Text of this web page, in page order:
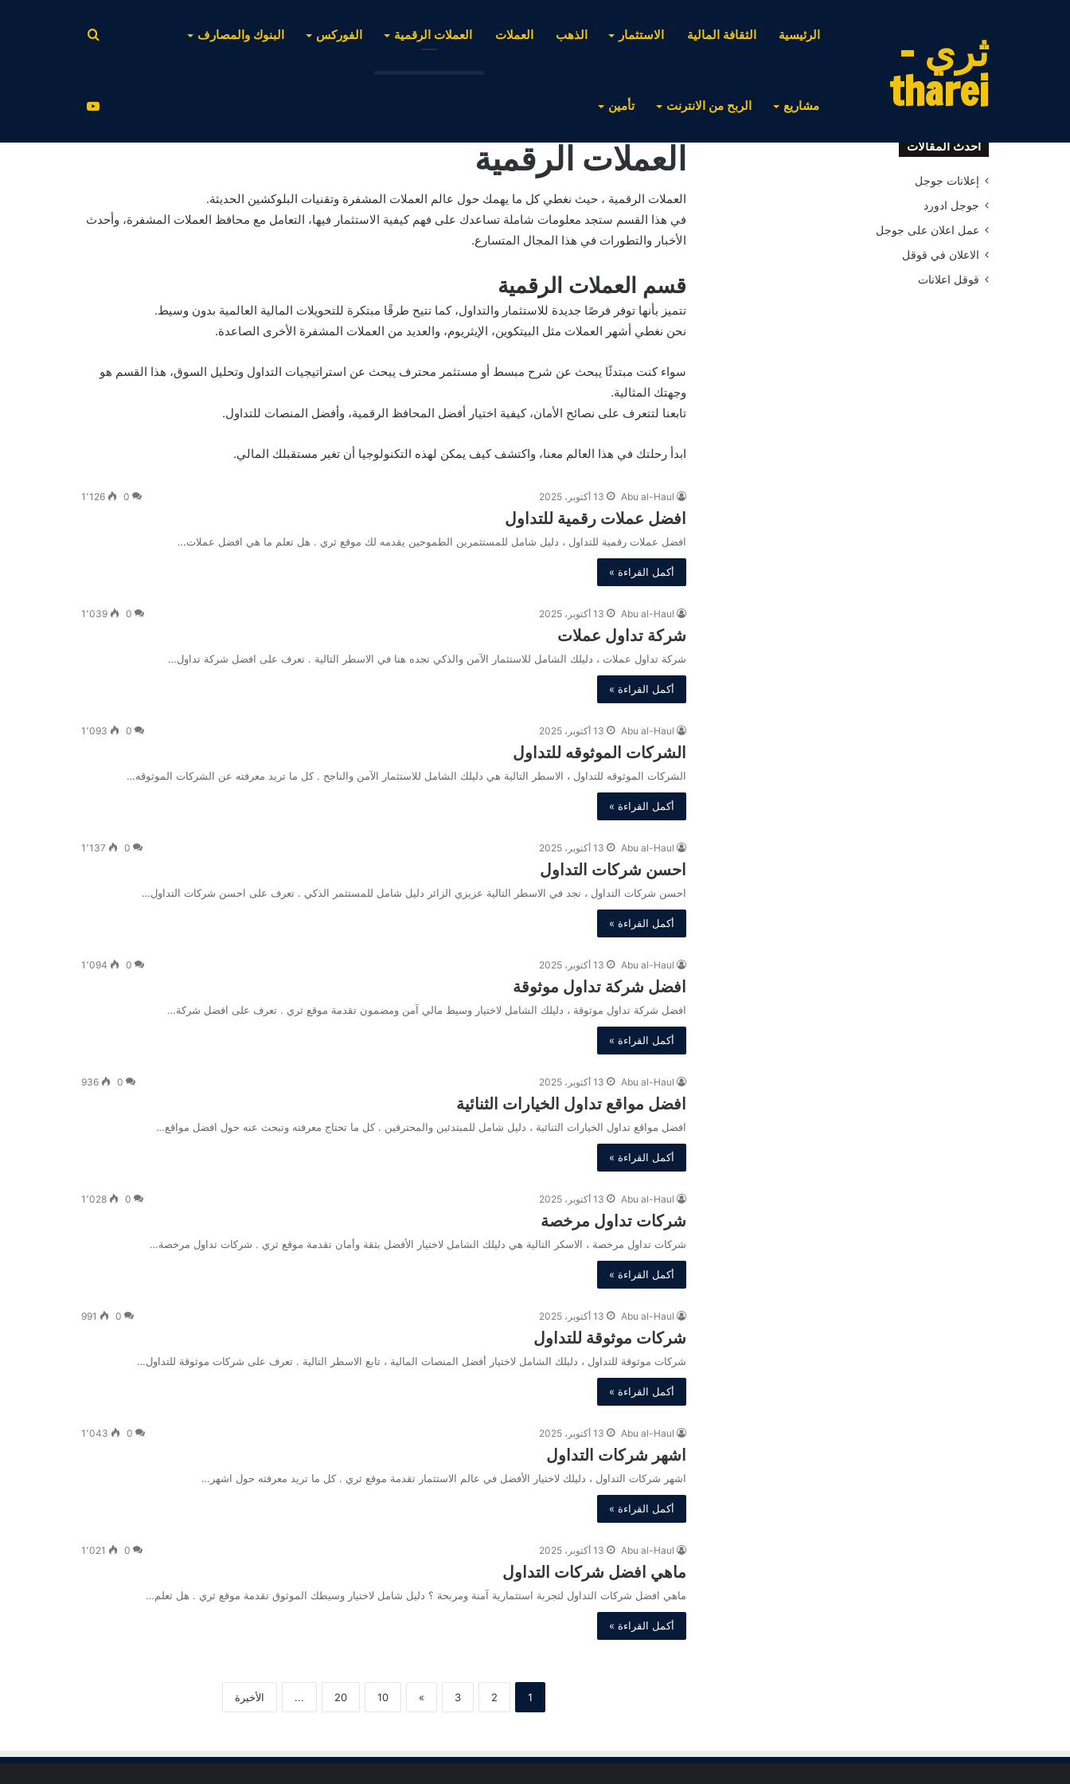
ثري -
tharei
الرئيسية الثقافة المالية الاستثمار الذهب العملات العملات الرقمية الفوركس البنوك والمصارف
مشاريع الربح من الانترنت تأمين عن
العملات الرقمية
العملات الرقمية ، حيث نغطي كل ما يهمك حول عالم العملات المشفرة وتقنيات البلوكشين الحديثة.
في هذا القسم ستجد معلومات شاملة تساعدك على فهم كيفية الاستثمار فيها، التعامل مع محافظ العملات المشفرة، وأحدث
الأخبار والتطورات في هذا المجال المتسارع.
قسم العملات الرقمية
تتميز بأنها توفر فرصًا جديدة للاستثمار والتداول، كما تتيح طرقًا مبتكرة للتحويلات المالية العالمية بدون وسيط.
نحن نغطي أشهر العملات مثل البيتكوين، الإيثريوم، والعديد من العملات المشفرة الأخرى الصاعدة.
سواء كنت مبتدئًا يبحث عن شرح مبسط أو مستثمر محترف يبحث عن استراتيجيات التداول وتحليل السوق، هذا القسم هو
وجهتك المثالية.
تابعنا لتتعرف على نصائح الأمان، كيفية اختيار أفضل المحافظ الرقمية، وأفضل المنصات للتداول.
ابدأ رحلتك في هذا العالم معنا، واكتشف كيف يمكن لهذه التكنولوجيا أن تغير مستقبلك المالي.
Abu al-Haul 13 أكتوبر، 2025 0 1٬126
افضل عملات رقمية للتداول
افضل عملات رقمية للتداول ، دليل شامل للمستثمرين الطموحين يقدمه لك موقع ثري . هل تعلم ما هي افضل عملات…
أكمل القراءة »
Abu al-Haul 13 أكتوبر، 2025 0 1٬039
شركة تداول عملات
شركة تداول عملات ، دليلك الشامل للاستثمار الآمن والذكي تجده هنا في الاسطر التالية . تعرف على افضل شركة تداول…
أكمل القراءة »
Abu al-Haul 13 أكتوبر، 2025 0 1٬093
الشركات الموثوقه للتداول
الشركات الموثوقه للتداول ، الاسطر التالية هي دليلك الشامل للاستثمار الآمن والناجح . كل ما تريد معرفته عن الشركات الموثوقه…
أكمل القراءة »
Abu al-Haul 13 أكتوبر، 2025 0 1٬137
احسن شركات التداول
احسن شركات التداول ، تجد في الاسطر التالية عزيزي الزائر دليل شامل للمستثمر الذكي . تعرف على احسن شركات التداول…
أكمل القراءة »
Abu al-Haul 13 أكتوبر، 2025 0 1٬094
افضل شركة تداول موثوقة
افضل شركة تداول موثوقة ، دليلك الشامل لاختيار وسيط مالي آمن ومضمون تقدمة موقع ثري . تعرف على افضل شركة…
أكمل القراءة »
Abu al-Haul 13 أكتوبر، 2025 0
936
افضل مواقع تداول الخيارات الثنائية
افضل مواقع تداول الخيارات الثنائية ، دليل شامل للمبتدئين والمحترفين . كل ما تحتاج معرفته وتبحث عنه حول افضل مواقع…
أكمل القراءة »
Abu al-Haul 13 أكتوبر، 2025 0 1٬028
شركات تداول مرخصة
شركات تداول مرخصة ، الاسكر التالية هي دليلك الشامل لاختيار الأفضل بثقة وأمان تقدمة موقع ثري . شركات تداول مرخصة…
أكمل القراءة »
Abu al-Haul 13 أكتوبر، 2025 0
991
شركات موثوقة للتداول
شركات موثوقة للتداول ، دليلك الشامل لاختيار أفضل المنصات المالية ، تابع الاسطر التالية . تعرف على شركات موثوقة للتداول…
أكمل القراءة »
Abu al-Haul 13 أكتوبر، 2025 0 1٬043
اشهر شركات التداول
اشهر شركات التداول ، دليلك لاختيار الأفضل في عالم الاستثمار تقدمة موقع ثري . كل ما تريد معرفته حول اشهر…
أكمل القراءة »
Abu al-Haul 13 أكتوبر، 2025 0 1٬021
ماهي افضل شركات التداول
ماهي افضل شركات التداول لتجربة استثمارية آمنة ومربحة ؟ دليل شامل لاختيار وسيطك الموثوق تقدمة موقع ثري . هل تعلم…
أكمل القراءة »
1
2
3
»
10
20
... الأخيرة
أحدث المقالات
إعلانات جوجل
جوجل ادورد
عمل اعلان على جوجل
الاعلان في قوقل
قوقل اعلانات